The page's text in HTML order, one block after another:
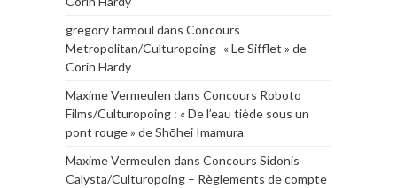
gregory tarmoul dans Concours
Metropolitan/Culturopoing -« Le Sifflet » de
Corin Hardy
Maxime Vermeulen dans Concours Roboto
Films/Culturopoing : « De l’eau tiède sous un
pont rouge » de Shōhei Imamura
Maxime Vermeulen dans Concours Sidonis
Calysta/Culturopoing – Règlements de compte